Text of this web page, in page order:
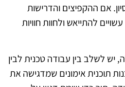
אם ההקפיצים והדרישות
להתייאש ולחוות חוויות
יש לשלב בין עבודה טכנית לבין
תוכנית אימונים שמדגישה את